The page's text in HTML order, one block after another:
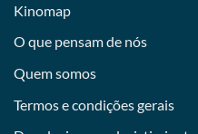
Kinomap
O que pensam de nós
Quem somos
Termos e condições gerais